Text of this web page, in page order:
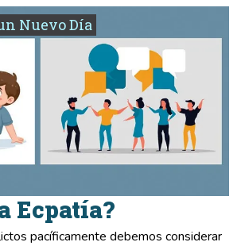
Nuevo Día
Ecpatía?
pacíficamente debemos considerar